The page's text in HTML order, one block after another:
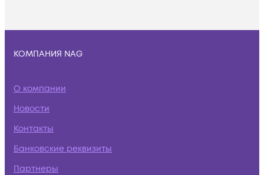
КОМПАНИЯ NAG
О компании
Новости
Контакты
Банковские реквизиты
Партнеры